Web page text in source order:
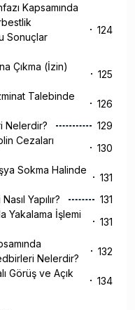
Kapsamında
Sonuçlar
124
Çıkma (İzin)
125
Talebinde
126
Nelerdir?
129
Cezaları
130
Sokma Halinde
131
Yapılır?
131
Yakalama İşlemi
131
Nelerdir?
132
Görüş ve Açık
134